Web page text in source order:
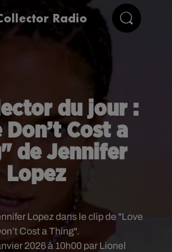
Radio
du jour :
Cost a
de Jennifer
Lopez
2026 à 10h00 par Lionel
Lopez dans le clip de "Love
Cost a Thing".